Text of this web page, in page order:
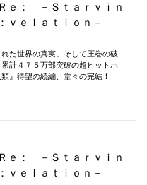
ｅ： －Ｓｔａｒｖｉｎ
ｖｅｌａｔｉｏｎ－
た世界の真実。そして圧巻の破
計４７５万部突破の超ヒットホ
』待望の続編、堂々の完結！
ｅ： －Ｓｔａｒｖｉｎ
ｖｅｌａｔｉｏｎ－